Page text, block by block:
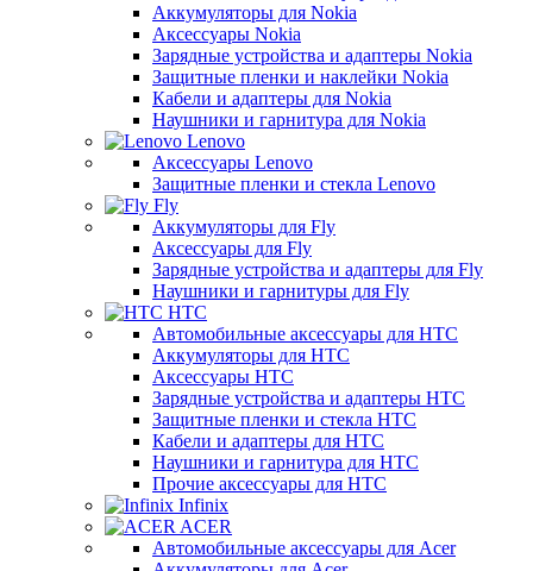
Аккумуляторы для Nokia
Аксессуары Nokia
Зарядные устройства и адаптеры Nokia
Защитные пленки и наклейки Nokia
Кабели и адаптеры для Nokia
Наушники и гарнитура для Nokia
Lenovo
Аксессуары Lenovo
Защитные пленки и стекла Lenovo
Fly
Аккумуляторы для Fly
Аксессуары для Fly
Зарядные устройства и адаптеры для Fly
Наушники и гарнитуры для Fly
HTC
Автомобильные аксессуары для HTC
Аккумуляторы для HTC
Аксессуары HTC
Зарядные устройства и адаптеры HTC
Защитные пленки и стекла HTC
Кабели и адаптеры для HTC
Наушники и гарнитура для HTC
Прочие аксессуары для HTC
Infinix
ACER
Автомобильные аксессуары для Acer